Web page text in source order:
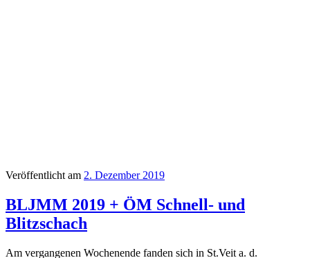
Veröffentlicht am 2. Dezember 2019
BLJMM 2019 + ÖM Schnell- und
Blitzschach
Am vergangenen Wochenende fanden sich in St.Veit a. d.